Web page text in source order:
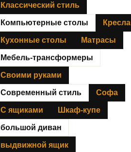
Классический стиль
Компьютерные столы Кресла
Кухонные столы Матрасы
Мебель-трансформеры
Своими руками
Современный стиль Софа
С ящиками Шкаф-купе
большой диван
выдвижной ящик